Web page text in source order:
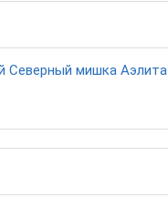
Северный мишка Аэлита